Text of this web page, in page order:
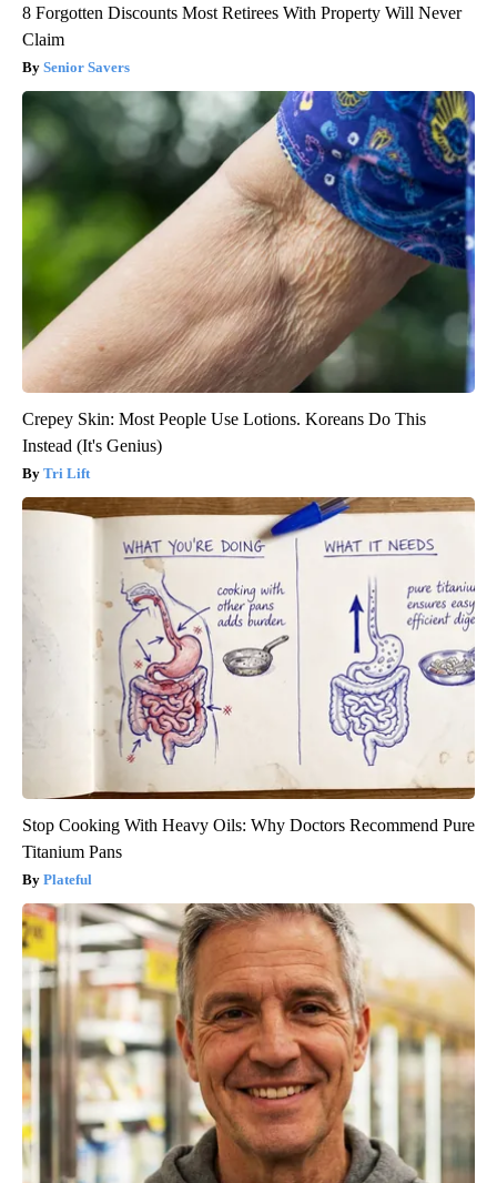
8 Forgotten Discounts Most Retirees With Property Will Never
Claim
Senior Savers
Crepey Skin: Most People Use Lotions. Koreans Do This
Instead (It's Genius)
Tri Lift
Stop Cooking With Heavy Oils: Why Doctors Recommend Pure
Titanium Pans
Plateful